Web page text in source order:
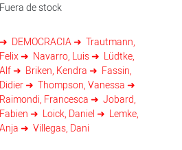
Fuera de stock
DEMOCRACIA
Trautmann,
Felix
Navarro, Luis
Lüdtke,
Alf
Briken, Kendra
Fassin,
Didier
Thompson, Vanessa
Raimondi, Francesca
Jobard,
Fabien
Loick, Daniel
Lemke,
Anja
Villegas, Dani